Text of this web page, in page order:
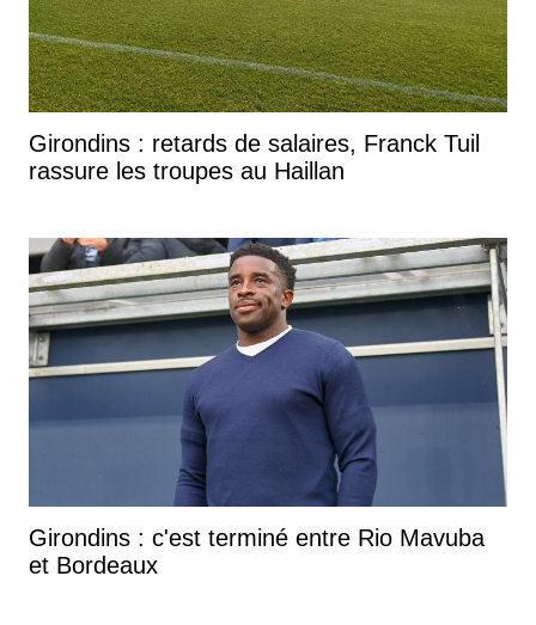
Girondins : retards de salaires, Franck Tuil
rassure les troupes au Haillan
Girondins : c'est terminé entre Rio Mavuba
et Bordeaux